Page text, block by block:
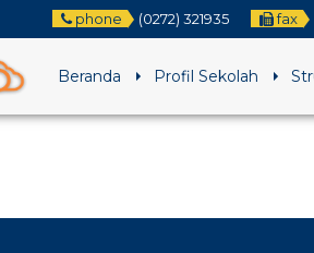
phone (0272) 321935 fax
Beranda Profil Sekolah